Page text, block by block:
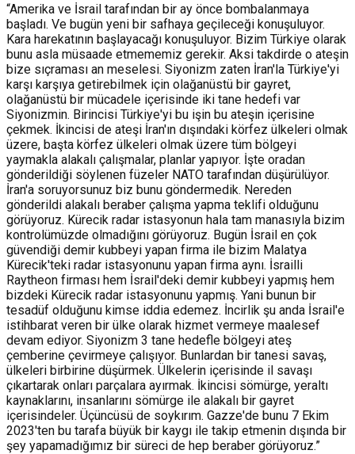
“Amerika ve İsrail tarafından bir ay önce bombalanmaya
başladı. Ve bugün yeni bir safhaya geçileceği konuşuluyor.
Kara harekatının başlayacağı konuşuluyor. Bizim Türkiye olarak
bunu asla müsaade etmememiz gerekir. Aksi takdirde o ateşin
bize sıçraması an meselesi. Siyonizm zaten İran'la Türkiye'yi
karşı karşıya getirebilmek için olağanüstü bir gayret,
olağanüstü bir mücadele içerisinde iki tane hedefi var
Siyonizmin. Birincisi Türkiye'yi bu işin bu ateşin içerisine
çekmek. İkincisi de ateşi İran'ın dışındaki körfez ülkeleri olmak
üzere, başta körfez ülkeleri olmak üzere tüm bölgeyi
yaymakla alakalı çalışmalar, planlar yapıyor. İşte oradan
gönderildiği söylenen füzeler NATO tarafından düşürülüyor.
İran'a soruyorsunuz biz bunu göndermedik. Nereden
gönderildi alakalı beraber çalışma yapma teklifi olduğunu
görüyoruz. Kürecik radar istasyonun hala tam manasıyla bizim
kontrolümüzde olmadığını görüyoruz. Bugün İsrail en çok
güvendiği demir kubbeyi yapan firma ile bizim Malatya
Kürecik'teki radar istasyonunu yapan firma aynı. İsrailli
Raytheon firması hem İsrail'deki demir kubbeyi yapmış hem
bizdeki Kürecik radar istasyonunu yapmış. Yani bunun bir
tesadüf olduğunu kimse iddia edemez. İncirlik şu anda İsrail'e
istihbarat veren bir ülke olarak hizmet vermeye maalesef
devam ediyor. Siyonizm 3 tane hedefle bölgeyi ateş
çemberine çevirmeye çalışıyor. Bunlardan bir tanesi savaş,
ülkeleri birbirine düşürmek. Ülkelerin içerisinde il savaşı
çıkartarak onları parçalara ayırmak. İkincisi sömürge, yeraltı
kaynaklarını, insanlarını sömürge ile alakalı bir gayret
içerisindeler. Üçüncüsü de soykırım. Gazze'de bunu 7 Ekim
2023'ten bu tarafa büyük bir kaygı ile takip etmenin dışında bir
şey yapamadığımız bir süreci de hep beraber görüyoruz.”